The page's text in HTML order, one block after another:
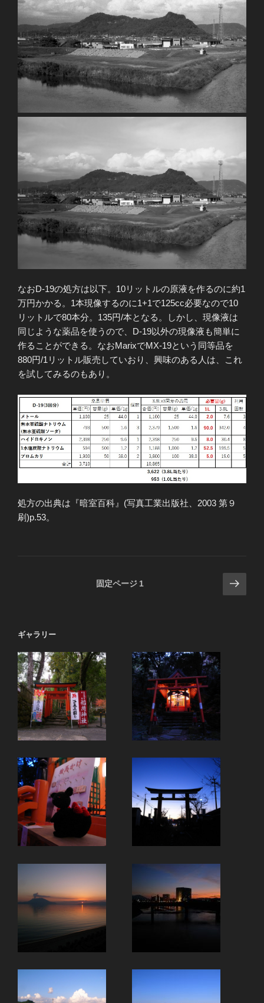
なおD-19の処方は以下。10リットルの原液を作るのに約1
万円かかる。1本現像するのに1+1で125cc必要なので10
リットルで80本分。135円/本となる。しかし、現像液は
同じような薬品を使うので、D-19以外の現像液も簡単に
作ることができる。なおMarixでMX-19という同等品を
880円/1リットル販売していおり、興味のある人は、これ
を試してみるのもあり。
処方の出典は『暗室百科』(写真工業出版社、2003 第９
刷)p.53。
ペ
ジ
送
り
固定ページ 1
次
の
ギャラリー